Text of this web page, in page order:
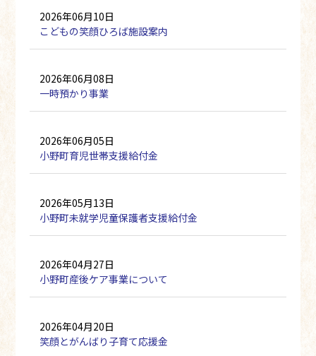
2026年06月10日
こどもの笑顔ひろば施設案内
2026年06月08日
一時預かり事業
2026年06月05日
小野町育児世帯支援給付金
2026年05月13日
小野町未就学児童保護者支援給付金
2026年04月27日
小野町産後ケア事業について
2026年04月20日
笑顔とがんばり子育て応援金